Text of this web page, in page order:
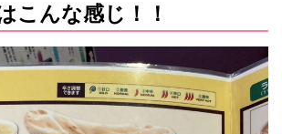
こんな感じ！！